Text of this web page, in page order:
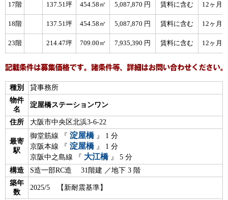
17階 137.51坪 454.58㎡ 5,087,870 円 賃料に含む 12ヶ月
18階 137.51坪 454.58㎡ 5,087,870 円 賃料に含む 12ヶ月
23階 214.47坪 709.00㎡ 7,935,390 円 賃料に含む 12ヶ月
種別
貸事務所
物件
名
淀屋橋ステーションワン
住所 大阪市中央区北浜3-6-22
最寄
駅
御堂筋線 『 淀屋橋 』 1 分
京阪本線 『 淀屋橋 』 1 分
京阪中之島線 『 大江橋 』 5 分
構造
S造一部RC造 31階建 ／地下 3 階
築年
数
2025/5 【新耐震基準】